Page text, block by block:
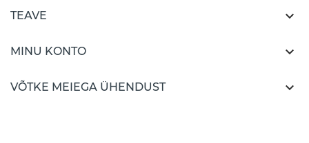
TEAVE 
MINU KONTO 
VÕTKE MEIEGA ÜHENDUST 